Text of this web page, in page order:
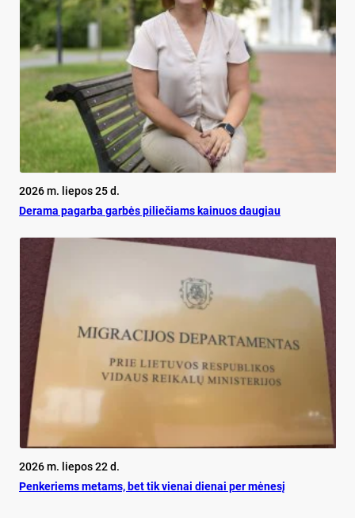
2026 m. liepos 25 d.
De­ra­ma pa­gar­ba gar­bės pi­lie­čiams kai­nuos dau­giau
2026 m. liepos 22 d.
Pen­ke­riems me­tams, bet tik vie­nai die­nai per mė­ne­sį